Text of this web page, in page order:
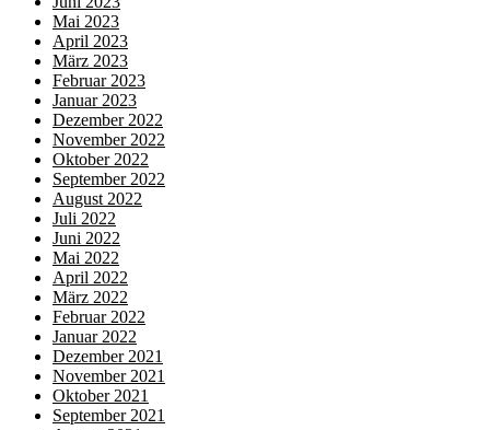
Mai 2023
April 2023
März 2023
Februar 2023
Januar 2023
Dezember 2022
November 2022
Oktober 2022
September 2022
August 2022
Juli 2022
Juni 2022
Mai 2022
April 2022
März 2022
Februar 2022
Januar 2022
Dezember 2021
November 2021
Oktober 2021
September 2021